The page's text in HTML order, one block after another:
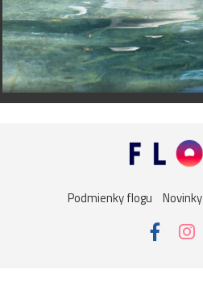
Podmienky flogu Novinky